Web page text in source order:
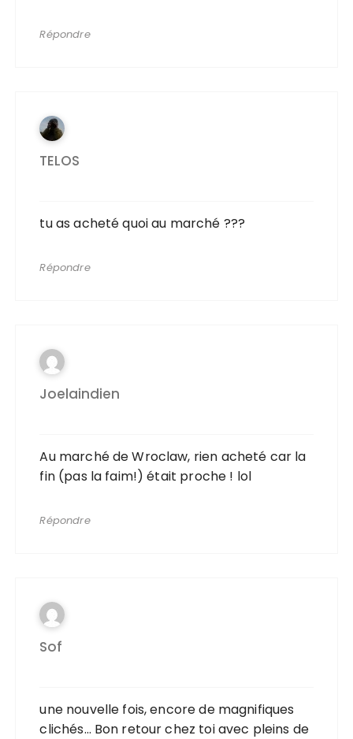
Répondre
TELOS
tu as acheté quoi au marché ???
Répondre
Joelaindien
Au marché de Wroclaw, rien acheté car la
fin (pas la faim!) était proche ! lol
Répondre
Sof
une nouvelle fois, encore de magnifiques
clichés… Bon retour chez toi avec pleins de